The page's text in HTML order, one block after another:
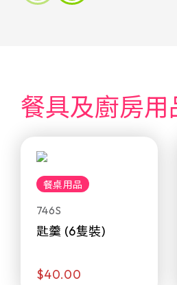
餐具及廚房用
餐桌用品
746S
匙羹 (6隻裝)
$40.00